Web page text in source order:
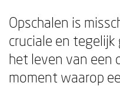
Opschalen is
cruciale en
het leven van een
moment waarop